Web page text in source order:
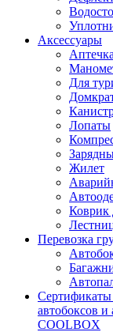
Аксессуары
Аптечка
Для
Лопаты
Жилет
Коврик
Перевозка
Сертификаты
автобоксов
COOLBOX